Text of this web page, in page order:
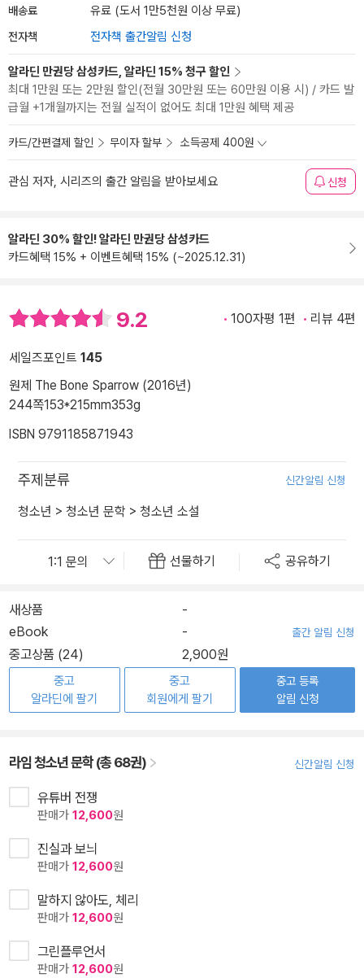
배송료 유료 (도서 1만5천원 이상 무료)
전자책 전자책 출간알림 신청
알라딘 만권당 삼성카드, 알라딘 15% 청구 할인
최대 1만원 또는 2만원 할인(전월 30만원 또는 60만원 이용 시) / 카드 발
급월 +1개월까지는 전월 실적이 없어도 최대 1만원 혜택 제공
카드/간편결제 할인 무이자 할부 소득공제 400원
관심 저자, 시리즈의 출간 알림을 받아보세요 신청
알라딘 30% 할인! 알라딘 만권당 삼성카드
카드혜택 15% + 이벤트혜택 15% (~2025.12.31)
9.2 100자평 1편 리뷰 4편
세일즈포인트 145
원제 The Bone Sparrow (2016년)
244쪽153*215mm353g
ISBN 9791185871943
주제분류 신간알림 신청
청소년 > 청소년 문학 > 청소년 소설
선물하기 공유하기
새상품
-
eBook
- 출간 알림 신청
중고상품 (24) 2,900원
중고
알라딘에 팔기
중고
회원에게 팔기
중고 등록
알림 신청
라임 청소년 문학 (총 68권) 신간알림 신청
유튜버 전쟁
판매가 12,600원
진실과 보늬
판매가 12,600원
말하지 않아도, 체리
판매가 12,600원
그린플루언서
판매가 12,600원